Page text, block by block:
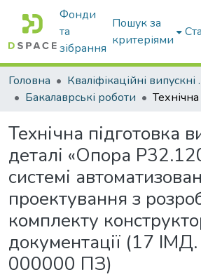
Фонди
та
зібрання
Пошук за
критеріями
Головна
Бакалаврські роботи
Технічна підготовка
деталі «Опора
системі
проектування з
комплекту
документації (17
000000 ПЗ)